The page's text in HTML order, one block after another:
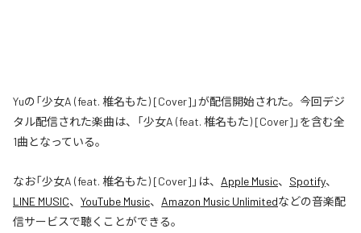
Yuの「少女A (feat. 椎名もた) [Cover]」が配信開始された。今回デジ
タル配信された楽曲は、「少女A (feat. 椎名もた) [Cover]」を含む全
1曲となっている。
なお「少女A (feat. 椎名もた) [Cover] 」は、 Apple Music、 Spotify、
LINE MUSIC、 YouTube Music、 Amazon Music Unlimitedなどの音楽配
信サービスで聴くことができる。